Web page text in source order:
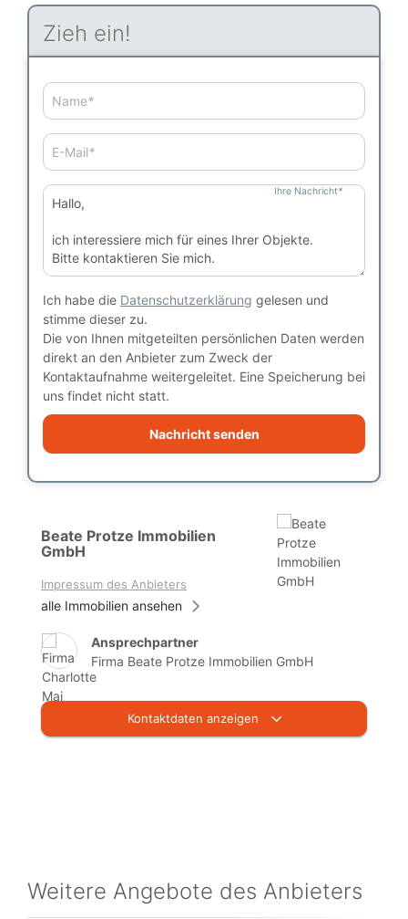
Zieh ein!
Name*
E-Mail*
Ihre Nachricht*
Ich habe die Datenschutzerklärung gelesen und
stimme dieser zu.
Die von Ihnen mitgeteilten persönlichen Daten werden
direkt an den Anbieter zum Zweck der
Kontaktaufnahme weitergeleitet. Eine Speicherung bei
uns findet nicht statt.
Nachricht senden
Beate Protze Immobilien
GmbH
Impressum des Anbieters
alle Immobilien ansehen
Ansprechpartner
Firma Beate Protze Immobilien GmbH
Kontaktdaten anzeigen
Weitere Angebote des Anbieters